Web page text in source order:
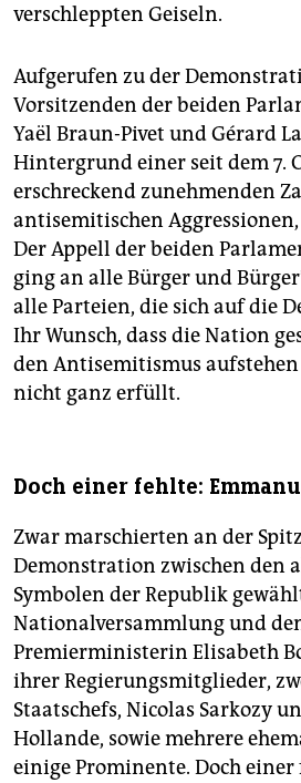
verschleppten Geiseln.
Aufgerufen zu der
Vorsitzenden der beiden
Yaël Braun-Pivet und Gérard
Hintergrund einer seit dem 7.
erschreckend zunehmenden
antisemitischen
Der Appell der beiden
ging an alle Bürger und
alle Parteien, die sich auf die
Ihr Wunsch, dass die Nation
den Antisemitismus
nicht ganz erfüllt.
Doch einer fehlte:
Zwar marschierten an der
Demonstration zwischen den
Symbolen der Republik
Nationalversammlung und
Premierministerin Elisabeth
ihrer Regierungsmitglieder,
Staatschefs, Nicolas Sarkozy
Hollande, sowie mehrere
einige Prominente. Doch